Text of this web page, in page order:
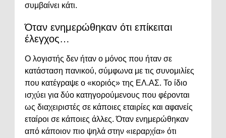
συμβαίνει κάτι.
Όταν ενημερώθηκαν ότι επίκειται
έλεγχος…
Ο λογιστής δεν ήταν ο μόνος που ήταν σε
κατάσταση πανικού, σύμφωνα με τις συνομιλίες
που κατέγραψε ο «κοριός» της ΕΛ.ΑΣ. Το ίδιο
ισχύει για δύο κατηγορούμενους που φέρονται
ως διαχειριστές σε κάποιες εταιρίες και αφανείς
εταίροι σε κάποιες άλλες. Όταν ενημερώθηκαν
από κάποιον πιο ψηλά στην «ιεραρχία» ότι